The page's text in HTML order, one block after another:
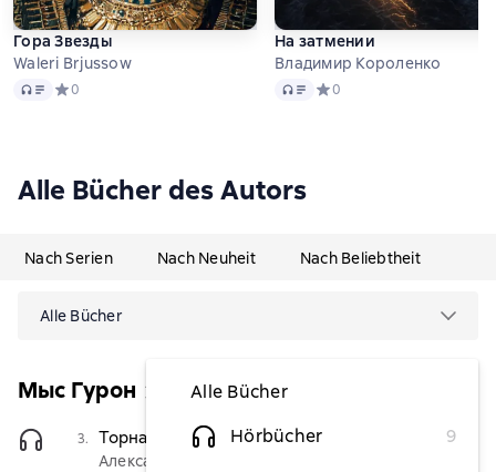
Гора Звезды
Waleri Brjussow
Audio Средний рейтинг 0 на основе 0 оценок
0
На затмении
Владимир Короленко
Audio Средний рейтинг 0 на
0
Alle Bücher des Autors
Nach Serien Nach Neuheit Nach Beliebtheit
Alle Bücher
Alle Bücher
Hörbücher
9
Мыс Гурон
3. Торнадо
(Чтец)
Александр Куприн
1,04 €